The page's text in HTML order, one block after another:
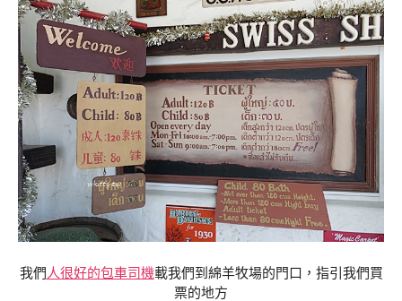
我們 人很好的包車司機載我們到綿羊牧場的門口，指引我們買
票的地方